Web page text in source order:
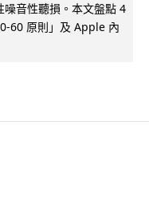
音性聽損。本文盤點 4
60 原則」及 Apple 內